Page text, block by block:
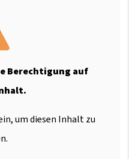
Berechtigung auf
um diesen Inhalt zu